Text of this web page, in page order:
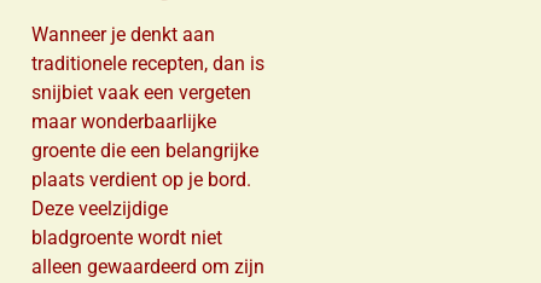
Wanneer je denkt aan
traditionele recepten, dan is
snijbiet vaak een vergeten
maar wonderbaarlijke
groente die een belangrijke
plaats verdient op je bord.
Deze veelzijdige
bladgroente wordt niet
alleen gewaardeerd om zijn